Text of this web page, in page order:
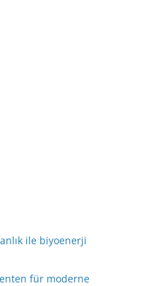
ile biyoenerji
für moderne